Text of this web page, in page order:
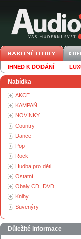
IHNED K DODÁNÍ
Nabídka
AKCE
KAMPAŇ
NOVINKY
Country
Dance
Pop
Rock
Hudba pro děti
Ostatní
Obaly CD, DVD, ...
Knihy
Suvenýry
Důležité informace